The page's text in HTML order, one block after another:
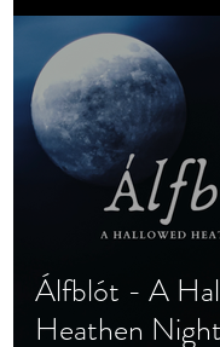
Álfblót - A
Heathen Night